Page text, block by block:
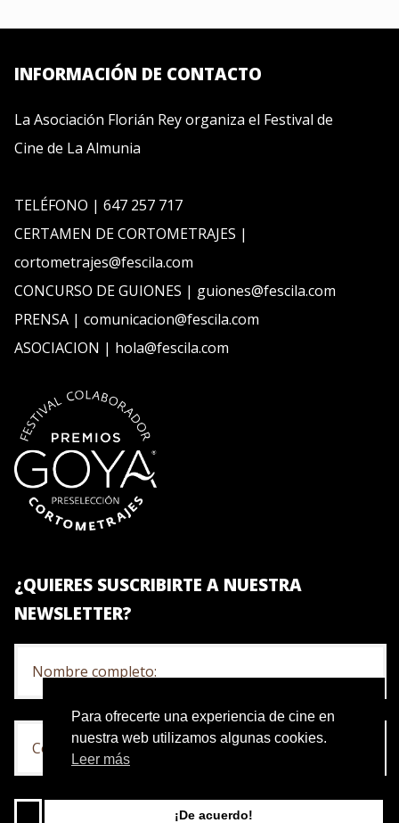
INFORMACIÓN DE CONTACTO
La Asociación Florián Rey organiza el Festival de
Cine de La Almunia
TELÉFONO | 647 257 717
CERTAMEN DE CORTOMETRAJES |
cortometrajes@fescila.com
CONCURSO DE GUIONES | guiones@fescila.com
PRENSA | comunicacion@fescila.com
ASOCIACION | hola@fescila.com
¿QUIERES SUSCRIBIRTE A NUESTRA
NEWSLETTER?
Acepto la política de privacidad
Para ofrecerte una experiencia de cine en
nuestra web utilizamos algunas cookies.
Leer más
¡De acuerdo!